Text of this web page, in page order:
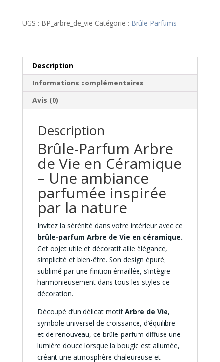
Céramique
UGS : BP_arbre_de_vie Catégorie : Brûle Parfums
Description
Informations complémentaires
Avis (0)
Description
Brûle-Parfum Arbre
de Vie en Céramique
– Une ambiance
parfumée inspirée
par la nature
Invitez la sérénité dans votre intérieur avec ce
brûle-parfum Arbre de Vie en céramique.
Cet objet utile et décoratif allie élégance,
simplicité et bien-être. Son design épuré,
sublimé par une finition émaillée, s’intègre
harmonieusement dans tous les styles de
décoration.
Découpé d’un délicat motifArbre de Vie,
symbole universel de croissance, d’équilibre
et de renouveau, ce brûle-parfum diffuse une
lumière douce lorsque la bougie est allumée,
créant une atmosphère chaleureuse et